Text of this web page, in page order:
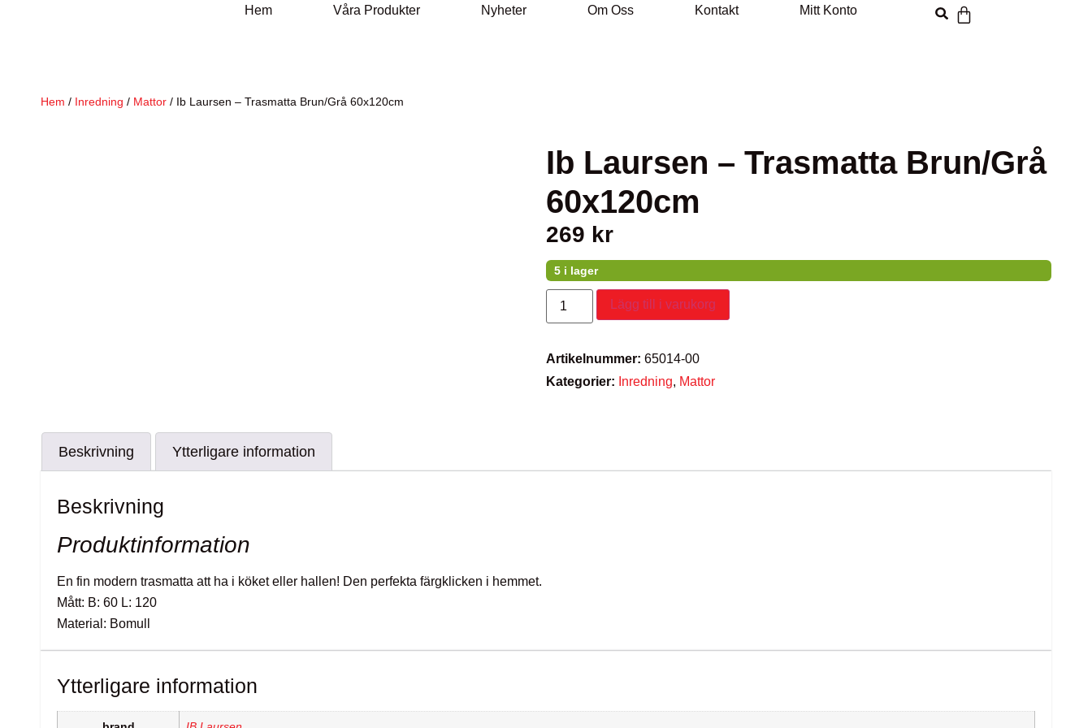
Hem Våra Produkter Nyheter Om Oss Kontakt Mitt Konto
Hem / Inredning / Mattor / Ib Laursen – Trasmatta Brun/Grå 60x120cm
Ib Laursen – Trasmatta Brun/Grå
60x120cm
269 kr
5 i lager
Lägg till i varukorg
Artikelnummer: 65014-00
Kategorier: Inredning, Mattor
Beskrivning Ytterligare information
Beskrivning
Produktinformation
En fin modern trasmatta att ha i köket eller hallen! Den perfekta färgklicken i hemmet.
Mått: B: 60 L: 120
Material: Bomull
Ytterligare information